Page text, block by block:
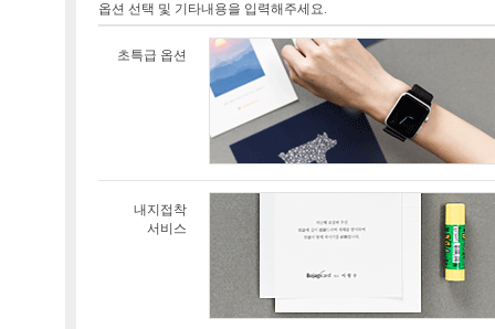
옵션 선택 및 기타내용을 입력해주세요.
초특급 옵션
내지접착
서비스